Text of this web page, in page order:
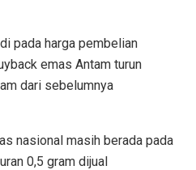
pada harga pembelian
emas Antam turun
dari sebelumnya
nasional masih berada pada
0,5 gram dijual